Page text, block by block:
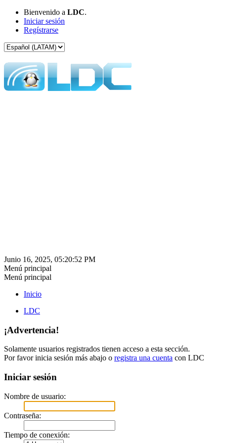
Bienvenido a LDC.
Iniciar sesión
Regístrarse
Junio 16, 2025, 05:20:52 PM
Menú principal
Menú principal
Inicio
LDC
¡Advertencia!
Solamente usuarios registrados tienen acceso a esta sección.
Por favor inicia sesión más abajo o registra una cuenta con LDC
Iniciar sesión
Nombre de usuario:
Contraseña:
Tiempo de conexión: